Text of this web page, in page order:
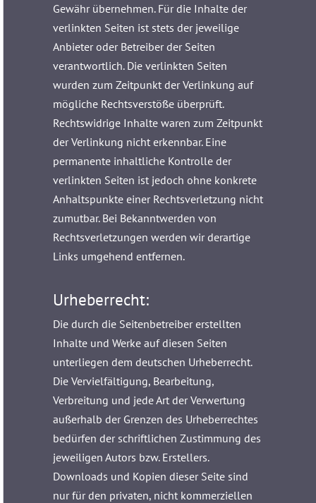
Gewähr übernehmen. Für die Inhalte der
verlinkten Seiten ist stets der jeweilige
Anbieter oder Betreiber der Seiten
verantwortlich. Die verlinkten Seiten
wurden zum Zeitpunkt der Verlinkung auf
mögliche Rechtsverstöße überprüft.
Rechtswidrige Inhalte waren zum Zeitpunkt
der Verlinkung nicht erkennbar. Eine
permanente inhaltliche Kontrolle der
verlinkten Seiten ist jedoch ohne konkrete
Anhaltspunkte einer Rechtsverletzung nicht
zumutbar. Bei Bekanntwerden von
Rechtsverletzungen werden wir derartige
Links umgehend entfernen.
Urheberrecht:
Die durch die Seitenbetreiber erstellten
Inhalte und Werke auf diesen Seiten
unterliegen dem deutschen Urheberrecht.
Die Vervielfältigung, Bearbeitung,
Verbreitung und jede Art der Verwertung
außerhalb der Grenzen des Urheberrechtes
bedürfen der schriftlichen Zustimmung des
jeweiligen Autors bzw. Erstellers.
Downloads und Kopien dieser Seite sind
nur für den privaten, nicht kommerziellen